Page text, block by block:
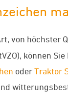
von höchster
können
oder Traktor